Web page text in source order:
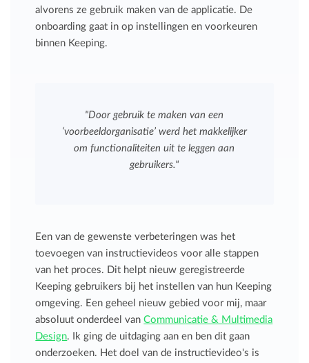
alvorens ze gebruik maken van de applicatie. De
onboarding gaat in op instellingen en voorkeuren
binnen Keeping.
"Door gebruik te maken van een
‘voorbeeldorganisatie’ werd het makkelijker
om functionaliteiten uit te leggen aan
gebruikers."
Een van de gewenste verbeteringen was het
toevoegen van instructievideos voor alle stappen
van het proces. Dit helpt nieuw geregistreerde
Keeping gebruikers bij het instellen van hun Keeping
omgeving. Een geheel nieuw gebied voor mij, maar
absoluut onderdeel vanCommunicatie & Multimedia
Design. Ik ging de uitdaging aan en ben dit gaan
onderzoeken. Het doel van de instructievideo's is